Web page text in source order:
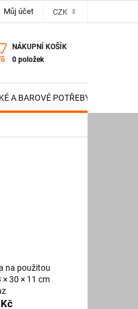
Můj účet CZK
NÁKUPNÍ KOŠÍK
0 položek
A BAROVÉ POTŘEBY
na použitou
× 30 × 11 cm